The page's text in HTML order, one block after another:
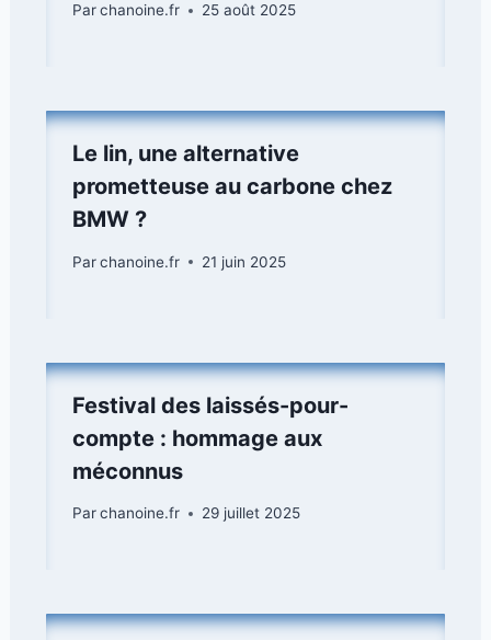
Parchanoine.fr 25 août 2025
Le lin, une alternative
prometteuse au carbone chez
BMW ?
Parchanoine.fr 21 juin 2025
Festival des laissés-pour-
compte : hommage aux
méconnus
Parchanoine.fr 29 juillet 2025